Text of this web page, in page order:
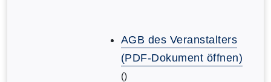
AGB des Veranstalters
(PDF-Dokument öffnen)
()